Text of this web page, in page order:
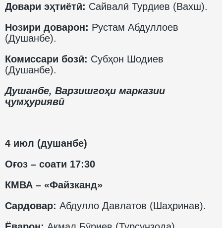
Довари эҳтиётӣ: Сайвалӣ Турдиев (Вахш).
Нозири доварон: Рустам Абдуллоев
(Душанбе).
Комиссари бозӣ: Субҳон Шодиев
(Душанбе).
Душанбе, Варзишгоҳи марказии
ҷумҳуриявӣ
4 июл (душанбе)
Оғоз – соати 17:30
КМВА – «Файзканд»
Сардовар: Абдулло Давлатов (Шаҳринав).